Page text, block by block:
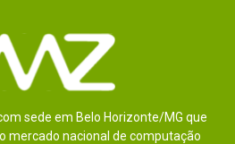
sede em Belo Horizonte/MG que
mercado nacional de computação